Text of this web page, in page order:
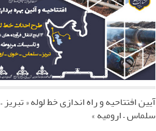
آیین افتتاحیه و راه اندازی خط لوله « تبریز –
سلماس – ارومیه »